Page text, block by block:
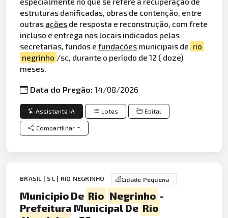
estruturas danificadas, obras de contenção, entre
outras ações de resposta e reconstrução, com frete
incluso e entrega nos locais indicados pelas
secretarias, fundos efundações municipais de rio
negrinho /sc, durante o período de 12 ( doze)
meses.
Data do Pregão:14/08/2026
Assistente IA Lotes Edital
Compartilhar
BRASIL | SC | RIO NEGRINHO Cidade Pequena
Municipio De Rio Negrinho -
Prefeitura Municipal DeRio